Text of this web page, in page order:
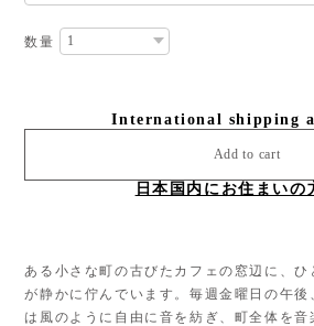
数量
International shipping
Add to cart
日本国内にお住まいの
ある小さな町の古びたカフェの窓辺に、ひ
が静かに佇んでいます。毎週金曜日の午後
は風のように自由に音を紡ぎ、町全体を音